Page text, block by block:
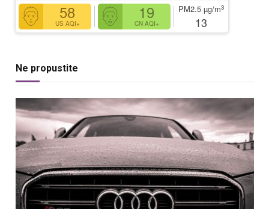
58
US AQI+
19
CN AQI+
PM2.5 µg/m3
13
Ne propustite